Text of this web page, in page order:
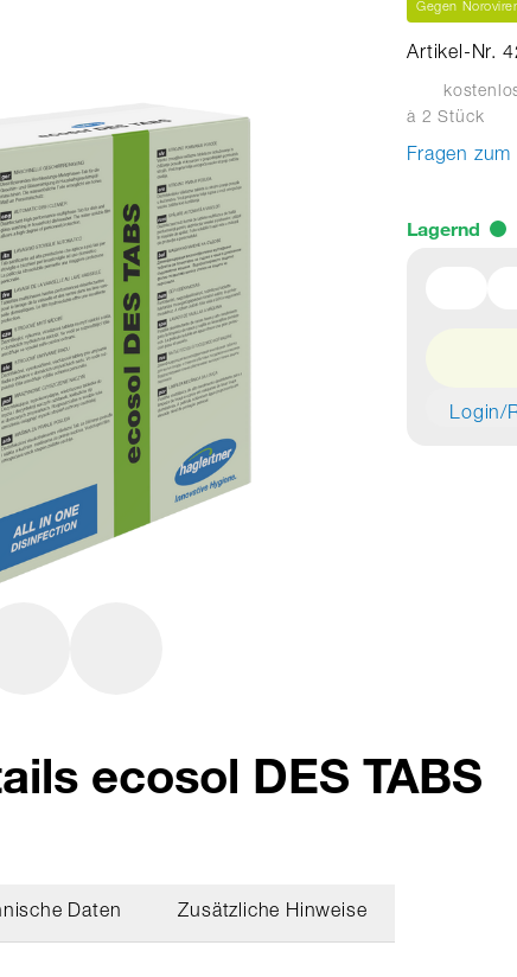
Gegen
Artikel-Nr.
à 2 Stück
Fragen
Lagernd
Login/
ecosol DES TABS
Daten Zusätzliche Hinweise